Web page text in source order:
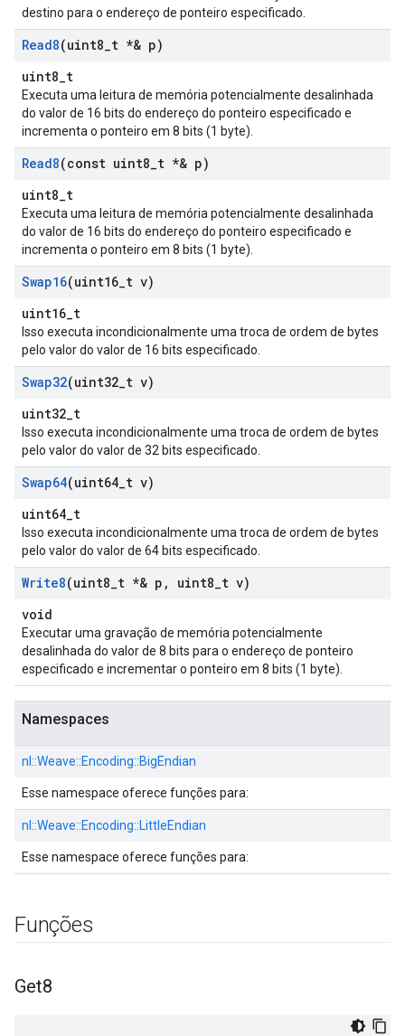
destino para o endereço de ponteiro especificado.
Read8(uint8 t *& p)
uint8_t
Executa uma leitura de memória potencialmente desalinhada
do valor de 16 bits do endereço do ponteiro especificado e
incrementa o ponteiro em 8 bits (1 byte).
Read8(const uint8 t *& p)
uint8_t
Executa uma leitura de memória potencialmente desalinhada
do valor de 16 bits do endereço do ponteiro especificado e
incrementa o ponteiro em 8 bits (1 byte).
Swap16(uint16 t v)
uint16_t
Isso executa incondicionalmente uma troca de ordem de bytes
pelo valor do valor de 16 bits especificado.
Swap32(uint32 t v)
uint32_t
Isso executa incondicionalmente uma troca de ordem de bytes
pelo valor do valor de 32 bits especificado.
Swap64(uint64 t v)
uint64_t
Isso executa incondicionalmente uma troca de ordem de bytes
pelo valor do valor de 64 bits especificado.
Write8(uint8 t *& p , uint8 t v)
void
Executar uma gravação de memória potencialmente
desalinhada do valor de 8 bits para o endereço de ponteiro
especificado e incrementar o ponteiro em 8 bits (1 byte).
Namespaces
nl::Weave::Encoding::BigEndian
Esse namespace oferece funções para:
nl::Weave::Encoding:: LittleEndian
Esse namespace oferece funções para:
Funções
Get8